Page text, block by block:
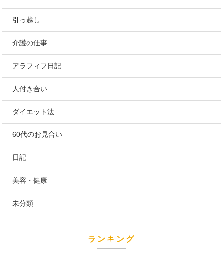
引っ越し
介護の仕事
アラフィフ日記
人付き合い
ダイエット法
60代のお見合い
日記
美容・健康
未分類
ランキング